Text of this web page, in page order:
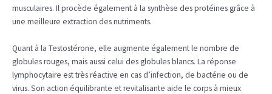
musculaires. Il procède également à la synthèse des protéines grâce à
une meilleure extraction des nutriments.
Quant à la Testostérone, elle augmente également le nombre de
globules rouges, mais aussi celui des globules blancs. La réponse
lymphocytaire est très réactive en cas d’infection, de bactérie ou de
virus. Son action équilibrante et revitalisante aide le corps à mieux